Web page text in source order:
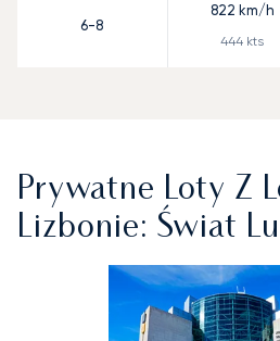
6-8
822 km/h
444 kts
Prywatne Loty Z
Lizbonie: Świat